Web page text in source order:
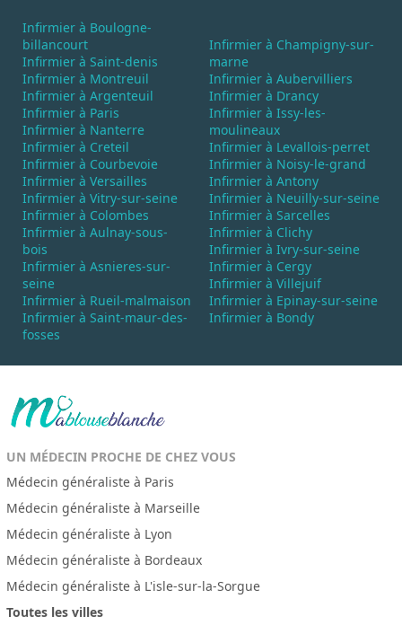
Infirmier à Boulogne-
billancourt
Infirmier à Saint-denis
Infirmier à Montreuil
Infirmier à Argenteuil
Infirmier à Paris
Infirmier à Nanterre
Infirmier à Creteil
Infirmier à Courbevoie
Infirmier à Versailles
Infirmier à Vitry-sur-seine
Infirmier à Colombes
Infirmier à Aulnay-sous-
bois
Infirmier à Asnieres-sur-
seine
Infirmier à Rueil-malmaison
Infirmier à Saint-maur-des-
fosses
Infirmier à Champigny-sur-
marne
Infirmier à Aubervilliers
Infirmier à Drancy
Infirmier à Issy-les-
moulineaux
Infirmier à Levallois-perret
Infirmier à Noisy-le-grand
Infirmier à Antony
Infirmier à Neuilly-sur-seine
Infirmier à Sarcelles
Infirmier à Clichy
Infirmier à Ivry-sur-seine
Infirmier à Cergy
Infirmier à Villejuif
Infirmier à Epinay-sur-seine
Infirmier à Bondy
UN MÉDECIN PROCHE DE CHEZ VOUS
Médecin généraliste à Paris
Médecin généraliste à Marseille
Médecin généraliste à Lyon
Médecin généraliste à Bordeaux
Médecin généraliste à L'isle-sur-la-Sorgue
Toutes les villes